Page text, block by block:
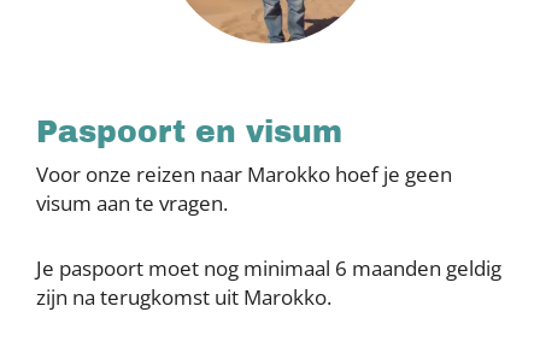
Paspoort en visum
Voor onze reizen naar Marokko hoef je geen
visum aan te vragen.
Je paspoort moet nog minimaal 6 maanden geldig
zijn na terugkomst uit Marokko.